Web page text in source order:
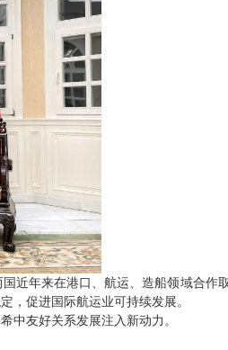
近年来在港口、航运、造船领域合作
定，促进国际航运业可持续发展。
中友好关系发展注入新动力。